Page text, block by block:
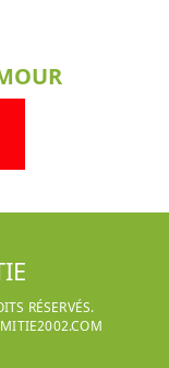
RÉSERVÉS.